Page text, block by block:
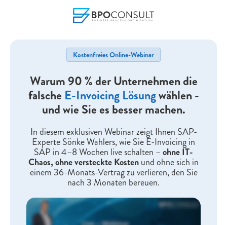
Kostenfreies Online-Webinar
Warum 90 % der Unternehmen die
falsche E-Invoicing Lösungwählen -
und wie Sie es besser machen.
In diesem exklusiven Webinar zeigt Ihnen SAP-
Experte Sönke Wahlers, wie Sie E-Invoicing in
SAP in 4–8 Wochen live schalten –ohne IT-
Chaos, ohne versteckte Kostenund ohne sich in
einem 36-Monats-Vertrag zu verlieren, den Sie
nach 3 Monaten bereuen.